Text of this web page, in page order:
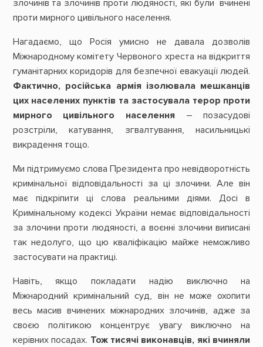
злочинів та злочинів проти людяності, які були вчинені
проти мирного цивільного населення.
Нагадаємо, що Росія умисно не давала дозволів
Міжнародному комітету Червоного хреста на відкриття
гуманітарних коридорів для безпечної евакуації людей.
Фактично, російська армія ізолювала мешканців
цих населених пунктів та застосувала терор проти
мирного цивільного населення – позасудові
розстріли, катування, згвалтування, насильницькі
викрадення тощо.
Ми підтримуємо слова Президента про невідворотність
кримінальної відповідальності за ці злочини. Але він
має підкріпити ці слова реальними діями. Досі в
Кримінальному кодексі України немає відповідальності
за злочини проти людяності, а воєнні злочини виписані
так недолуго, що цю кваліфікацію майже неможливо
застосувати на практиці.
Навіть, якщо покладати надію виключно на
Міжнародний кримінальний суд, він не може охопити
весь масив вчинених міжнародних злочинів, адже за
своєю політикою концентрує увагу виключно на
керівних посадах. Тож тисячі виконавців, які вчиняли